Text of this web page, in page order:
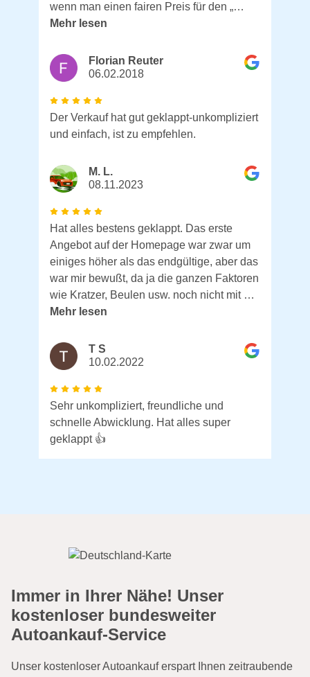
wenn man einen fairen Preis für den „…
Mehr lesen
Florian Reuter
06.02.2018
Der Verkauf hat gut geklappt-unkompliziert
und einfach, ist zu empfehlen.
M. L.
08.11.2023
Hat alles bestens geklappt. Das erste
Angebot auf der Homepage war zwar um
einiges höher als das endgültige, aber das
war mir bewußt, da ja die ganzen Faktoren
wie Kratzer, Beulen usw. noch nicht mit …
Mehr lesen
T S
10.02.2022
Sehr unkompliziert, freundliche und
schnelle Abwicklung. Hat alles super
geklappt 👍
Immer in Ihrer Nähe! Unser
kostenloser bundesweiter
Autoankauf-Service
Unser kostenloser Autoankauf erspart Ihnen zeitraubende